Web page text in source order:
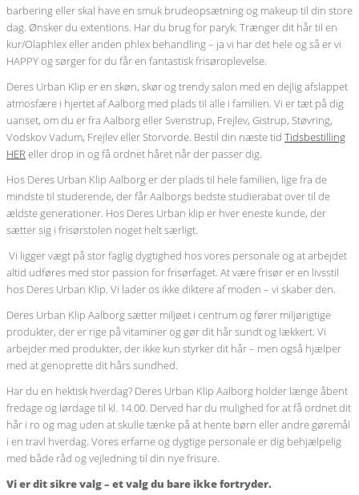
barbering eller skal have en smuk brudeopsætning og makeup til din store
dag. Ønsker du extentions. Har du brug for paryk. Trænger dit hår til en
kur/Olaphlex eller anden phlex behandling – ja vi har det hele og så er vi
HAPPY og sørger for du får en fantastisk frisøroplevelse.
Deres Urban Klip er en skøn, skør og trendy salon med en dejlig afslappet
atmosfære i hjertet af Aalborg med plads til alle i familien. Vi er tæt på dig
uanset, om du er fra Aalborg eller Svenstrup, Frejlev, Gistrup, Støvring,
Vodskov Vadum, Frejlev eller Storvorde. Bestil din næste tid Tidsbestilling
HEReller drop in og få ordnet håret når der passer dig.
Hos Deres Urban Klip Aalborg er der plads til hele familien, lige fra de
mindste til studerende, der får Aalborgs bedste studierabat over til de
ældste generationer. Hos Deres Urban klip er hver eneste kunde, der
sætter sig i frisørstolen noget helt særligt.
Vi ligger vægt på stor faglig dygtighed hos vores personale og at arbejdet
altid udføres med stor passion for frisørfaget. At være frisør er en livsstil
hos Deres Urban Klip. Vi lader os ikke diktere af moden – vi skaber den.
Deres Urban Klip Aalborg sætter miljøet i centrum og fører miljørigtige
produkter, der er rige på vitaminer og gør dit hår sundt og lækkert. Vi
arbejder med produkter, der ikke kun styrker dit hår – men også hjælper
med at genoprette dit hårs sundhed.
Har du en hektisk hverdag? Deres Urban Klip Aalborg holder længe åbent
fredage og lørdage til kl. 14.00. Derved har du mulighed for at få ordnet dit
hår i ro og mag uden at skulle tænke på at hente børn eller andre gøremål
i en travl hverdag. Vores erfarne og dygtige personale er dig behjælpelig
med både råd og vejledning til din nye frisure.
Vi er dit sikre valg – et valg du bare ikke fortryder.